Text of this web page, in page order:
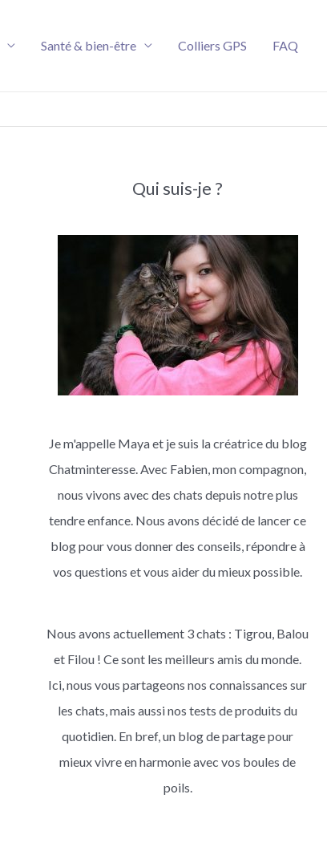
Santé & bien-être Colliers GPS FAQ
Qui suis-je ?
Je m'appelle Maya et je suis la créatrice du blog
Chatminteresse. Avec Fabien, mon compagnon,
nous vivons avec des chats depuis notre plus
tendre enfance. Nous avons décidé de lancer ce
blog pour vous donner des conseils, répondre à
vos questions et vous aider du mieux possible.
Nous avons actuellement 3 chats : Tigrou, Balou
et Filou ! Ce sont les meilleurs amis du monde.
Ici, nous vous partageons nos connaissances sur
les chats, mais aussi nos tests de produits du
quotidien. En bref, un blog de partage pour
mieux vivre en harmonie avec vos boules de
poils.